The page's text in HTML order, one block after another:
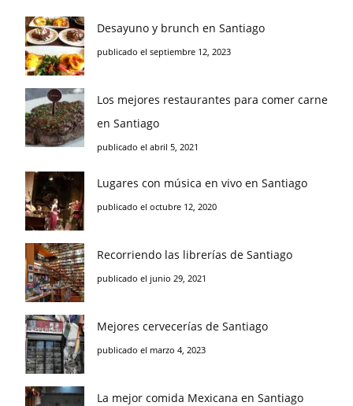
Desayuno y brunch en Santiago
publicado el septiembre 12, 2023
Los mejores restaurantes para comer carne
en Santiago
publicado el abril 5, 2021
Lugares con música en vivo en Santiago
publicado el octubre 12, 2020
Recorriendo las librerías de Santiago
publicado el junio 29, 2021
Mejores cervecerías de Santiago
publicado el marzo 4, 2023
La mejor comida Mexicana en Santiago